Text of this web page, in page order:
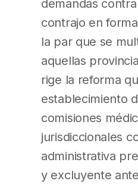
demandas
contrajo en
la par que se
aquellas
rige la reforma
establecimiento
comisiones
jurisdiccionales
administrativa
y excluyente